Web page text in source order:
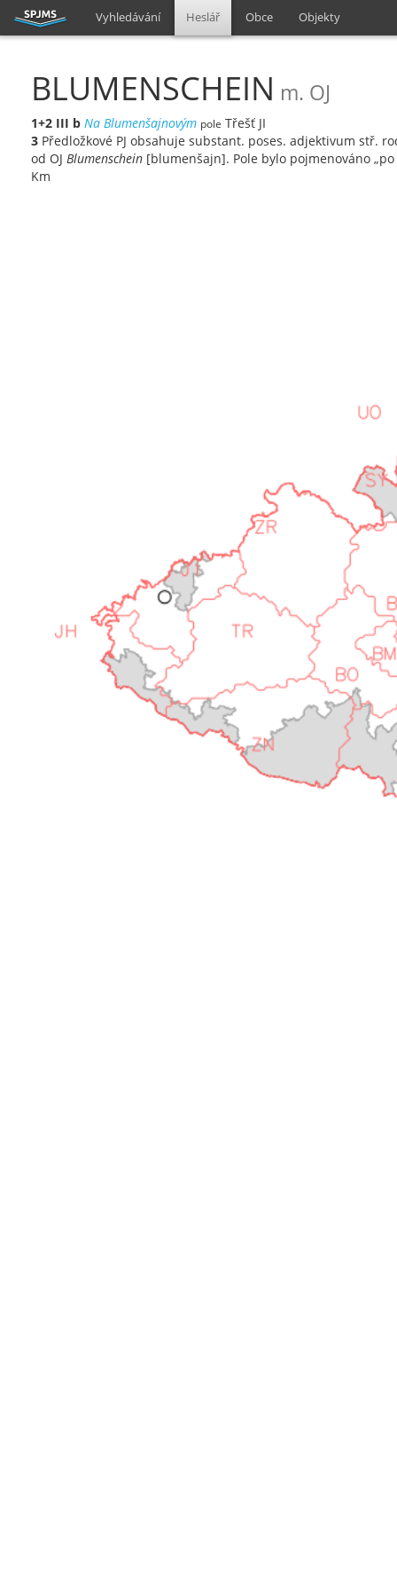
Vyhledávání Heslář Obce Objekty
BLUMENSCHEIN m. OJ
1+2 III b Na Blumenšajnovým pole Třešť JI
3 Předložkové PJ obsahuje substant. poses. adjektivum stř.
od OJ Blumenschein [blumenšajn]. Pole bylo pojmenováno
Km